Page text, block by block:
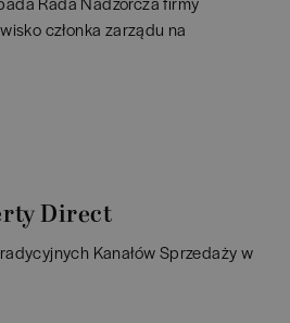
członka zarządu na
Direct
Kanałów Sprzedaży w